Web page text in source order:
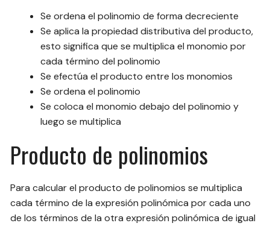
Se ordena el polinomio de forma decreciente
Se aplica la propiedad distributiva del producto,
esto significa que se multiplica el monomio por
cada término del polinomio
Se efectúa el producto entre los monomios
Se ordena el polinomio
Se coloca el monomio debajo del polinomio y
luego se multiplica
Producto de polinomios
Para calcular el producto de polinomios se multiplica
cada término de la expresión polinómica por cada uno
de los términos de la otra expresión polinómica de igual